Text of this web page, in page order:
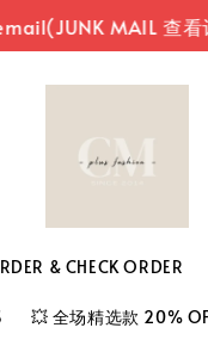
MAIL 查看订单
& CHECK ORDER
💥 全场精选款 20%